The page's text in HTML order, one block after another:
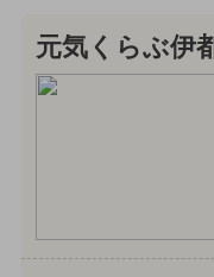
元気くらぶ伊